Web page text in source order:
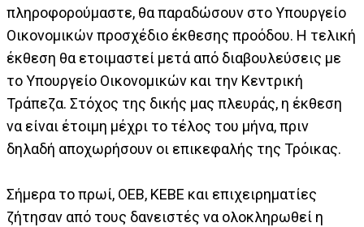
πληροφορούμαστε, θα παραδώσουν στο Υπουργείο
Οικονομικών προσχέδιο έκθεσης προόδου. Η τελική
έκθεση θα ετοιμαστεί μετά από διαβουλεύσεις με
το Υπουργείο Οικονομικών και την Κεντρική
Τράπεζα. Στόχος της δικής μας πλευράς, η έκθεση
να είναι έτοιμη μέχρι το τέλος του μήνα, πριν
δηλαδή αποχωρήσουν οι επικεφαλής της Τρόικας.
Σήμερα το πρωί, ΟΕΒ, ΚΕΒΕ και επιχειρηματίες
ζήτησαν από τους δανειστές να ολοκληρωθεί η